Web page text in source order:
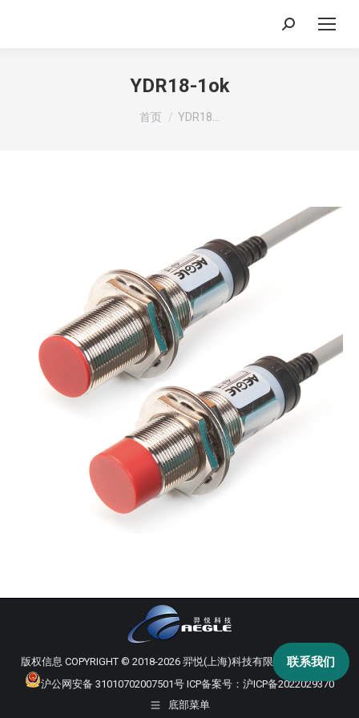
搜
YDR18-1ok
你在这里：
首页 YDR18…
版权信息 COPYRIGHT © 2018-2026 羿悦(上海)科技有限公司 版权所有
沪公网安备 31010702007501号 ICP备案号： 沪ICP备2022029370
底部菜单
联系我们